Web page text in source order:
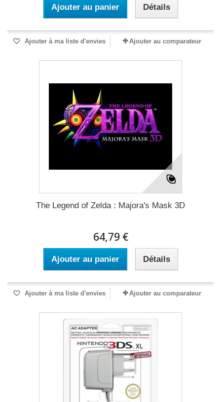
Ajouter au panier Détails
Ajouter à ma liste d'envies Ajouter au comparateur
The Legend of Zelda : Majora's Mask 3D
64,79 €
Ajouter au panier Détails
Ajouter à ma liste d'envies Ajouter au comparateur